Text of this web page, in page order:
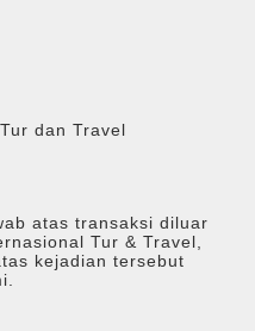
dan Travel
atas transaksi diluar
Tur & Travel,
kejadian tersebut